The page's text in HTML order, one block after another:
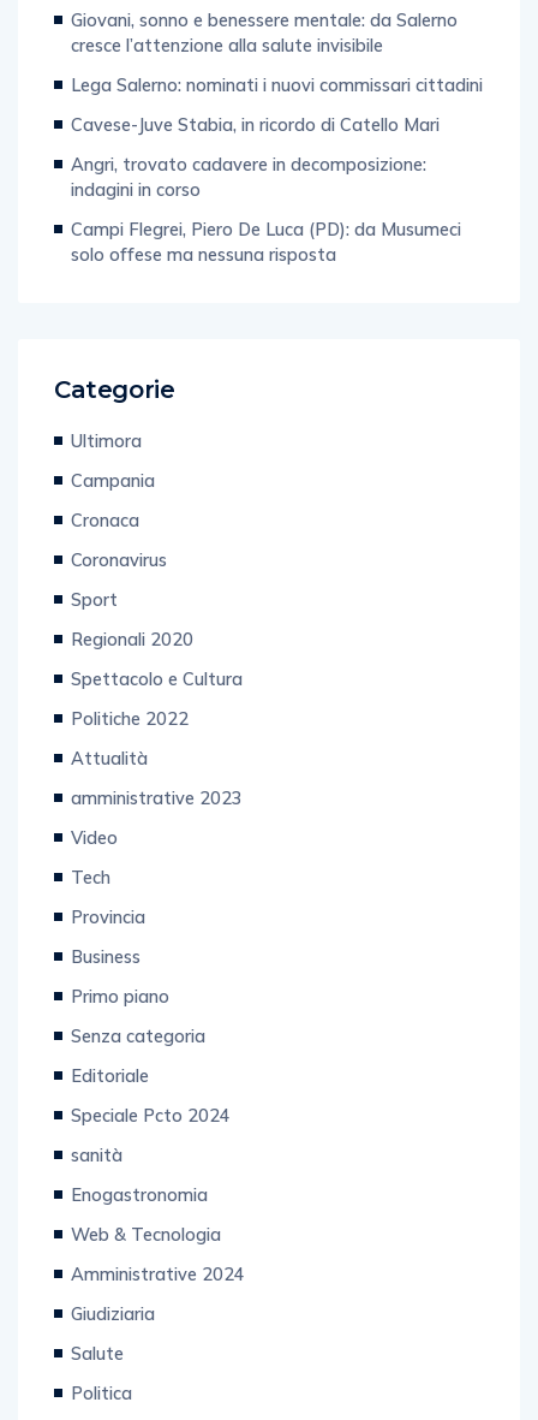
Giovani, sonno e benessere mentale: da Salerno
cresce l’attenzione alla salute invisibile
Lega Salerno: nominati i nuovi commissari cittadini
Cavese-Juve Stabia, in ricordo di Catello Mari
Angri, trovato cadavere in decomposizione:
indagini in corso
Campi Flegrei, Piero De Luca (PD): da Musumeci
solo offese ma nessuna risposta
Categorie
Ultimora
Campania
Cronaca
Coronavirus
Sport
Regionali 2020
Spettacolo e Cultura
Politiche 2022
Attualità
amministrative 2023
Video
Tech
Provincia
Business
Primo piano
Senza categoria
Editoriale
Speciale Pcto 2024
sanità
Enogastronomia
Web & Tecnologia
Amministrative 2024
Giudiziaria
Salute
Politica